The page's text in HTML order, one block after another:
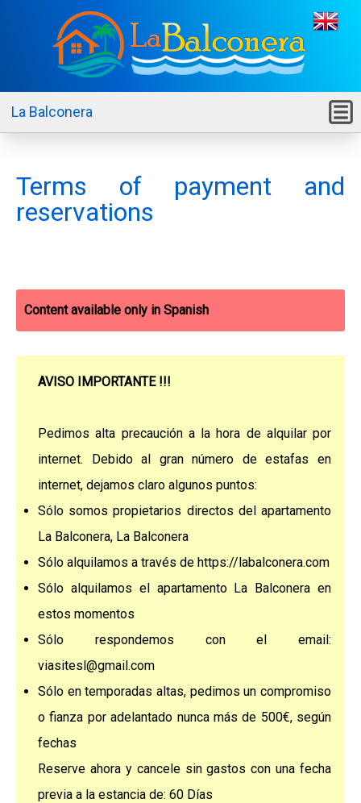
La Balconera
Terms of payment and
reservations
Content available only in Spanish
AVISO IMPORTANTE !!!
Pedimos alta precaución a la hora de alquilar por
internet. Debido al gran número de estafas en
internet, dejamos claro algunos puntos:
Sólo somos propietarios directos del apartamento
La Balconera, La Balconera
Sólo alquilamos a través de https://labalconera.com
Sólo alquilamos el apartamento La Balconera en
estos momentos
Sólo respondemos con el email:
viasitesl@gmail.com
Sólo en temporadas altas, pedimos un compromiso
o fianza por adelantado nunca más de 500€, según
fechas
Reserve ahora y cancele sin gastos con una fecha
previa a la estancia de: 60 Días